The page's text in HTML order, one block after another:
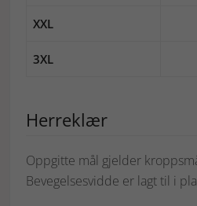
XXL
3XL
Herreklær
Oppgitte mål gjelder
Bevegelsesvidde er lagt til i